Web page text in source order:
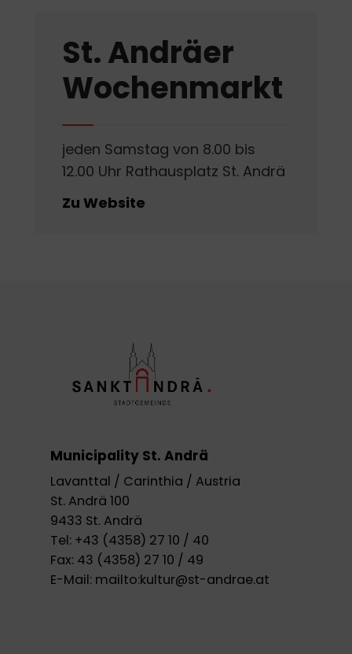
St. Andräer
Wochenmarkt
jeden Samstag von 8.00 bis
12.00 Uhr Rathausplatz St. Andrä
Zu Website
Municipality St. Andrä
Lavanttal / Carinthia / Austria
St. Andrä 100
9433 St. Andrä
Tel: +43 (4358) 27 10 / 40
Fax: 43 (4358) 27 10 / 49
E-Mail: mailto:kultur@st-andrae.at